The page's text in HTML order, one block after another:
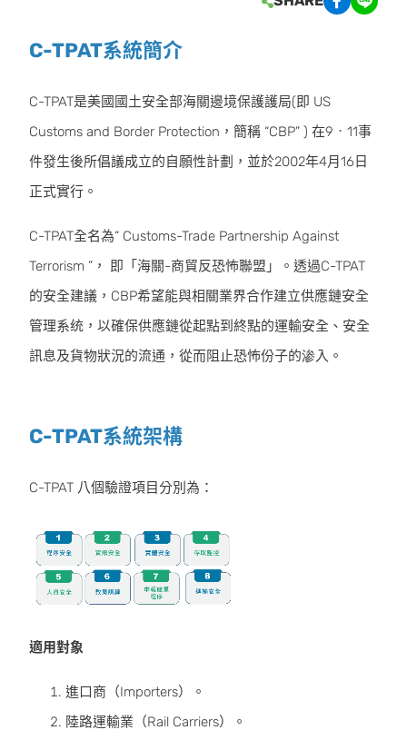
C-TPAT系統簡介
C-TPAT是美國國土安全部海關邊境保護護局(即 US
Customs and Border Protection，簡稱 “CBP” ) 在9‧11事
件發生後所倡議成立的自願性計劃，並於2002年4月16日
正式實行。
C-TPAT全名為“ Customs-Trade Partnership Against
Terrorism ”， 即「海關-商貿反恐怖聯盟」。透過C-TPAT
的安全建議，CBP希望能與相關業界合作建立供應鏈安全
管理系统，以確保供應鏈從起點到終點的運輸安全、安全
訊息及貨物狀況的流通，從而阻止恐怖份子的渗入。
C-TPAT系統架構
C-TPAT 八個驗證項目分別為：
適用對象
進口商（Importers）。
陸路運輸業（Rail Carriers）。